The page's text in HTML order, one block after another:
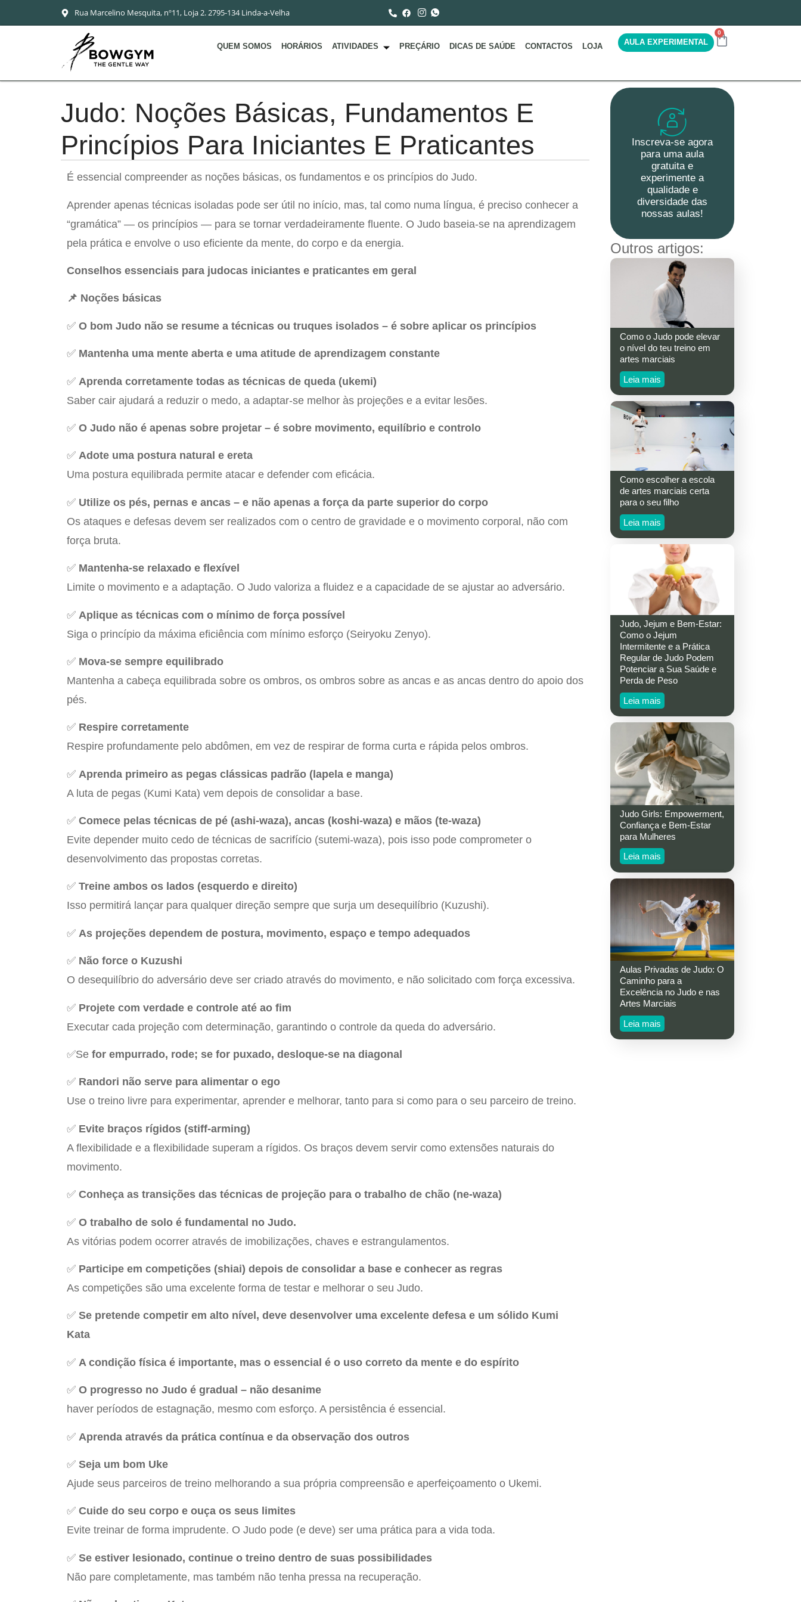
Rua Marcelino Mesquita, nº11, Loja 2. 2795-134 Linda-a-Velha
QUEM SOMOS HORÁRIOS ATIVIDADES PREÇÁRIO DICAS DE SAÚDE CONTACTOS LOJA AULA EXPERIMENTAL
0
Judo: Noções Básicas, Fundamentos E
Princípios Para Iniciantes E Praticantes
É essencial compreender as noções básicas, os fundamentos e os princípios do Judo.
Aprender apenas técnicas isoladas pode ser útil no início, mas, tal como numa língua, é preciso conhecer a
“gramática” — os princípios — para se tornar verdadeiramente fluente. O Judo baseia-se na aprendizagem
pela prática e envolve o uso eficiente da mente, do corpo e da energia.
Conselhos essenciais para judocas iniciantes e praticantes em geral
📌 Noções básicas
✅ O bom Judo não se resume a técnicas ou truques isolados – é sobre aplicar os princípios
✅ Mantenha uma mente aberta e uma atitude de aprendizagem constante
✅ Aprenda corretamente todas as técnicas de queda (ukemi)
Saber cair ajudará a reduzir o medo, a adaptar-se melhor às projeções e a evitar lesões.
✅ O Judo não é apenas sobre projetar – é sobre movimento, equilíbrio e controlo
✅ Adote uma postura natural e ereta
Uma postura equilibrada permite atacar e defender com eficácia.
✅ Utilize os pés, pernas e ancas – e não apenas a força da parte superior do corpo
Os ataques e defesas devem ser realizados com o centro de gravidade e o movimento corporal, não com
força bruta.
✅ Mantenha-se relaxado e flexível
Limite o movimento e a adaptação. O Judo valoriza a fluidez e a capacidade de se ajustar ao adversário.
✅ Aplique as técnicas com o mínimo de força possível
Siga o princípio da máxima eficiência com mínimo esforço (Seiryoku Zenyo).
✅ Mova-se sempre equilibrado
Mantenha a cabeça equilibrada sobre os ombros, os ombros sobre as ancas e as ancas dentro do apoio dos
pés.
✅ Respire corretamente
Respire profundamente pelo abdômen, em vez de respirar de forma curta e rápida pelos ombros.
✅ Aprenda primeiro as pegas clássicas padrão (lapela e manga)
A luta de pegas (Kumi Kata) vem depois de consolidar a base.
✅ Comece pelas técnicas de pé (ashi-waza), ancas (koshi-waza) e mãos (te-waza)
Evite depender muito cedo de técnicas de sacrifício (sutemi-waza), pois isso pode comprometer o
desenvolvimento das propostas corretas.
✅ Treine ambos os lados (esquerdo e direito)
Isso permitirá lançar para qualquer direção sempre que surja um desequilíbrio (Kuzushi).
✅ As projeções dependem de postura, movimento, espaço e tempo adequados
✅ Não force o Kuzushi
O desequilíbrio do adversário deve ser criado através do movimento, e não solicitado com força excessiva.
✅ Projete com verdade e controle até ao fim
Executar cada projeção com determinação, garantindo o controle da queda do adversário.
✅Se for empurrado, rode; se for puxado, desloque-se na diagonal
✅ Randori não serve para alimentar o ego
Use o treino livre para experimentar, aprender e melhorar, tanto para si como para o seu parceiro de treino.
✅ Evite braços rígidos (stiff-arming)
A flexibilidade e a flexibilidade superam a rígidos. Os braços devem servir como extensões naturais do
movimento.
✅ Conheça as transições das técnicas de projeção para o trabalho de chão (ne-waza)
✅ O trabalho de solo é fundamental no Judo.
As vitórias podem ocorrer através de imobilizações, chaves e estrangulamentos.
✅ Participe em competições (shiai) depois de consolidar a base e conhecer as regras
As competições são uma excelente forma de testar e melhorar o seu Judo.
✅ Se pretende competir em alto nível, deve desenvolver uma excelente defesa e um sólido Kumi
Kata
✅ A condição física é importante, mas o essencial é o uso correto da mente e do espírito
✅ O progresso no Judo é gradual – não desanime
haver períodos de estagnação, mesmo com esforço. A persistência é essencial.
✅ Aprenda através da prática contínua e da observação dos outros
✅ Seja um bom Uke
Ajude seus parceiros de treino melhorando a sua própria compreensão e aperfeiçoamento o Ukemi.
✅ Cuide do seu corpo e ouça os seus limites
Evite treinar de forma imprudente. O Judo pode (e deve) ser uma prática para a vida toda.
✅ Se estiver lesionado, continue o treino dentro de suas possibilidades
Não pare completamente, mas também não tenha pressa na recuperação.
Inscreva-se agora
para uma aula
gratuita e
experimente a
qualidade e
diversidade das
nossas aulas!
Outros artigos:
Como o Judo pode elevar
o nível do teu treino em
artes marciais
Leia mais
Como escolher a escola
de artes marciais certa
para o seu filho
Leia mais
Judo, Jejum e Bem-Estar:
Como o Jejum
Intermitente e a Prática
Regular de Judo Podem
Potenciar a Sua Saúde e
Perda de Peso
Leia mais
Judo Girls: Empowerment,
Confiança e Bem-Estar
para Mulheres
Leia mais
Aulas Privadas de Judo: O
Caminho para a
Excelência no Judo e nas
Artes Marciais
Leia mais